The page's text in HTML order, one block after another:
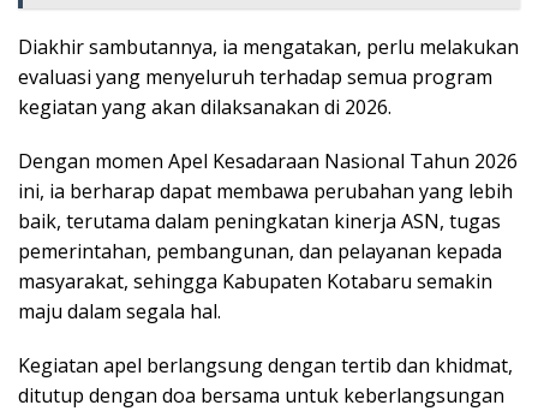
Diakhir sambutannya, ia mengatakan, perlu melakukan
evaluasi yang menyeluruh terhadap semua program
kegiatan yang akan dilaksanakan di 2026.
Dengan momen Apel Kesadaraan Nasional Tahun 2026
ini, ia berharap dapat membawa perubahan yang lebih
baik, terutama dalam peningkatan kinerja ASN, tugas
pemerintahan, pembangunan, dan pelayanan kepada
masyarakat, sehingga Kabupaten Kotabaru semakin
maju dalam segala hal.
Kegiatan apel berlangsung dengan tertib dan khidmat,
ditutup dengan doa bersama untuk keberlangsungan